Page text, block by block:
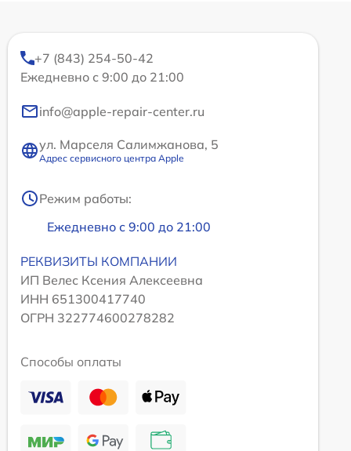
+7 (843) 254-50-42
Ежедневно с 9:00 до 21:00
info@apple-repair-center.ru
ул. Марселя Салимжанова, 5
Адрес сервисного центра Apple
Режим работы:
Ежедневно с 9:00 до 21:00
РЕКВИЗИТЫ КОМПАНИИ
ИП Велес Ксения Алексеевна
ИНН 651300417740
ОГРН 322774600278282
Способы оплаты